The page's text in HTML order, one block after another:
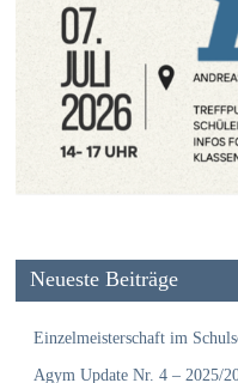
Neueste Beiträge
Einzelmeisterschaft im
Agym Update Nr. 4 – 2025/